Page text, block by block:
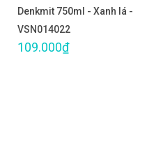
Denkmit 750ml - Xanh lá -
VSN014022
109.000₫